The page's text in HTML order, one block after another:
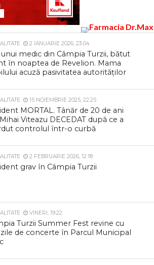
2 IANUARIE 2026, 23:04
unui medic din Câmpia Turzii, bătut
în noaptea de Revelion. Mama
acuză pasivitatea autorităților
15 NOIEMBRIE 2025, 22:25
MORTAL. Tânăr de 20 de ani
Viteazu DECEDAT după ce a
controlul într-o curbă
2 FEBRUARIE 2026, 12:18
grav în Câmpia Turzii
VINERI, 19:22
Turzii Summer Fest revine cu
de concerte în Parcul Municipal